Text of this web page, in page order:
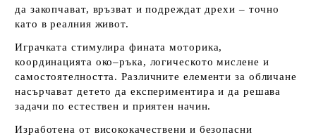
да закопчават, връзват и подреждат дрехи – точно
като в реалния живот.
Играчката стимулира фината моторика,
координацията око–ръка, логическото мислене и
самостоятелността. Различните елементи за обличане
насърчават детето да експериментира и да решава
задачи по естествен и приятен начин.
Изработена от висококачествени и безопасни